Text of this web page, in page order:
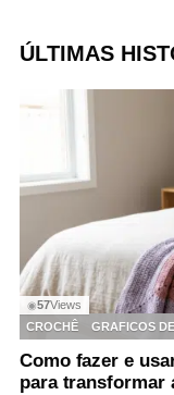
ÚLTIMAS
◉57Views
CROCHÊ
GRAFICOS
Como fazer e
para transformar